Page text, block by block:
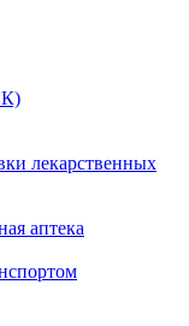
лекарственных
аптека